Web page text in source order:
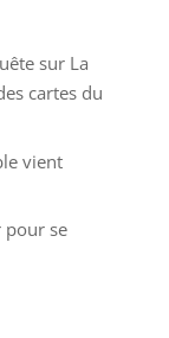
sur La
cartes du
vient
se